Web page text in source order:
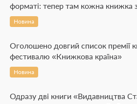
форматі: тепер там кожна книжка
Новина
Оголошено довгий список премії
фестивалю «Книжкова країна»
Новина
Одразу дві книги «Видавництва